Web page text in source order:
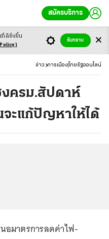
สมัครบริการ
ข่าว การเมือง ไทยรัฐออนไลน์
งครม.สัปดาห์
ะแก้ปัญหาให้ได้
อมาตรการลดค่าไฟ-
ที่ดียิ่งขึ้น
รับทราบ